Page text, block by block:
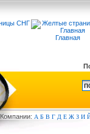
Главная
Компании: А Б В Г Д Е Ж З И